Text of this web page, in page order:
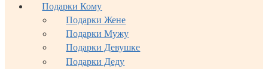
Подарки Кому
Подарки Жене
Подарки Мужу
Подарки Девушке
Подарки Деду